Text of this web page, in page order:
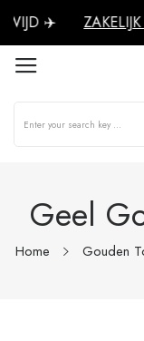
✈️
Geel
Home Gouden